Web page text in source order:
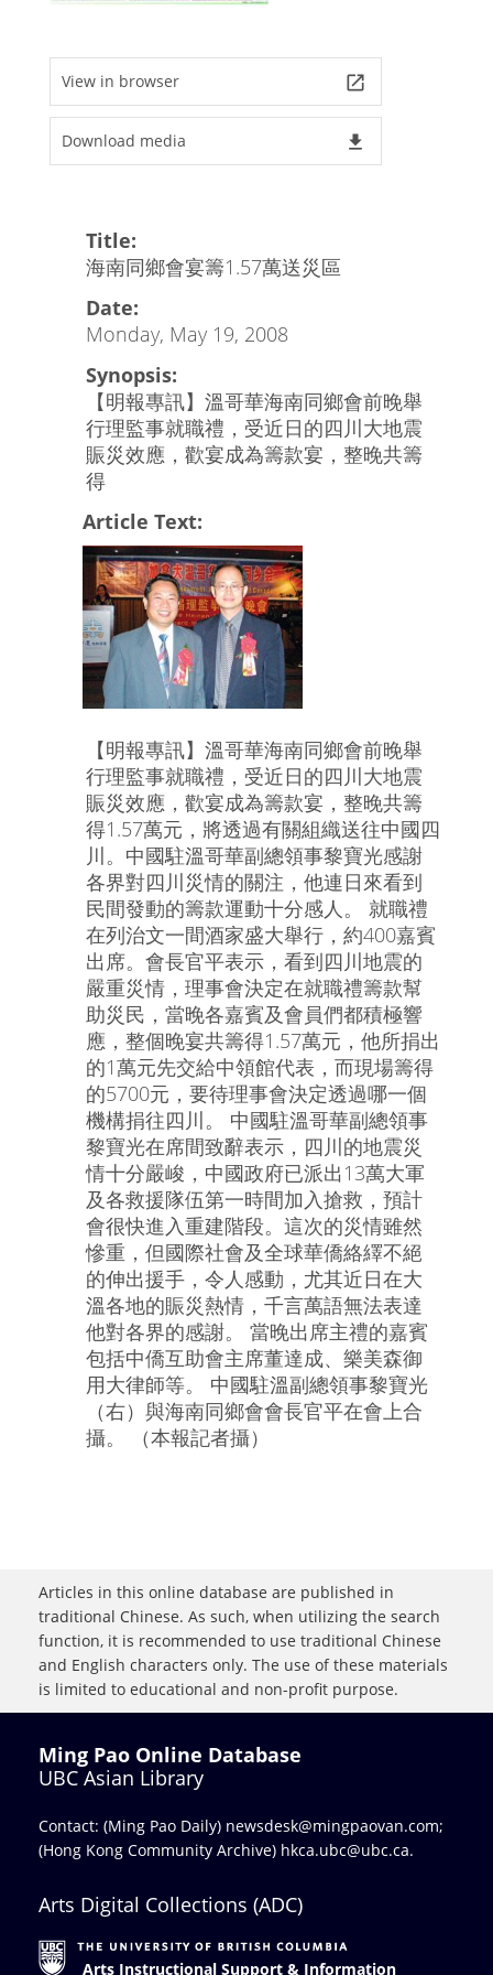
View in browser launch
Download media file_download
Title:
海南同鄉會宴籌1.57萬送災區
Date:
Monday, May 19, 2008
Synopsis:
【明報專訊】溫哥華海南同鄉會前晚舉
行理監事就職禮，受近日的四川大地震
賑災效應，歡宴成為籌款宴，整晚共籌
得
Article Text:
【明報專訊】溫哥華海南同鄉會前晚舉
行理監事就職禮，受近日的四川大地震
賑災效應，歡宴成為籌款宴，整晚共籌
得1.57萬元，將透過有關組織送往中國四
川。中國駐溫哥華副總領事黎寶光感謝
各界對四川災情的關注，他連日來看到
民間發動的籌款運動十分感人。 就職禮
在列治文一間酒家盛大舉行，約400嘉賓
出席。會長官平表示，看到四川地震的
嚴重災情，理事會決定在就職禮籌款幫
助災民，當晚各嘉賓及會員們都積極響
應，整個晚宴共籌得1.57萬元，他所捐出
的1萬元先交給中領館代表，而現場籌得
的5700元，要待理事會決定透過哪一個
機構捐往四川。 中國駐溫哥華副總領事
黎寶光在席間致辭表示，四川的地震災
情十分嚴峻，中國政府已派出13萬大軍
及各救援隊伍第一時間加入搶救，預計
會很快進入重建階段。這次的災情雖然
慘重，但國際社會及全球華僑絡繹不絕
的伸出援手，令人感動，尤其近日在大
溫各地的賑災熱情，千言萬語無法表達
他對各界的感謝。 當晚出席主禮的嘉賓
包括中僑互助會主席董達成、樂美森御
用大律師等。 中國駐溫副總領事黎寶光
（右）與海南同鄉會會長官平在會上合
攝。 （本報記者攝）
Articles in this online database are published in
traditional Chinese. As such, when utilizing the search
function, it is recommended to use traditional Chinese
and English characters only. The use of these materials
is limited to educational and non-profit purpose.
Ming Pao Online Database
UBC Asian Library
Contact: (Ming Pao Daily) newsdesk@mingpaovan.com;
(Hong Kong Community Archive) hkca.ubc@ubc.ca.
Arts Digital Collections (ADC)
Arts Instructional Support & Information